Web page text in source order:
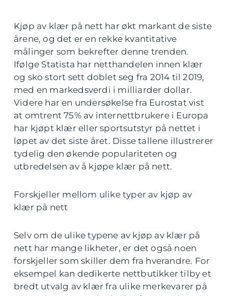
Kjøp av klær på nett har økt markant de siste
årene, og det er en rekke kvantitative
målinger som bekrefter denne trenden.
Ifølge Statista har netthandelen innen klær
og sko stort sett doblet seg fra 2014 til 2019,
med en markedsverdi i milliarder dollar.
Videre har en undersøkelse fra Eurostat vist
at omtrent 75% av internettbrukere i Europa
har kjøpt klær eller sportsutstyr på nettet i
løpet av det siste året. Disse tallene illustrerer
tydelig den økende populariteten og
utbredelsen av å kjøpe klær på nett.
Forskjeller mellom ulike typer av kjøp av
klær på nett
Selv om de ulike typene av kjøp av klær på
nett har mange likheter, er det også noen
forskjeller som skiller dem fra hverandre. For
eksempel kan dedikerte nettbutikker tilby et
bredt utvalg av klær fra ulike merkevarer på